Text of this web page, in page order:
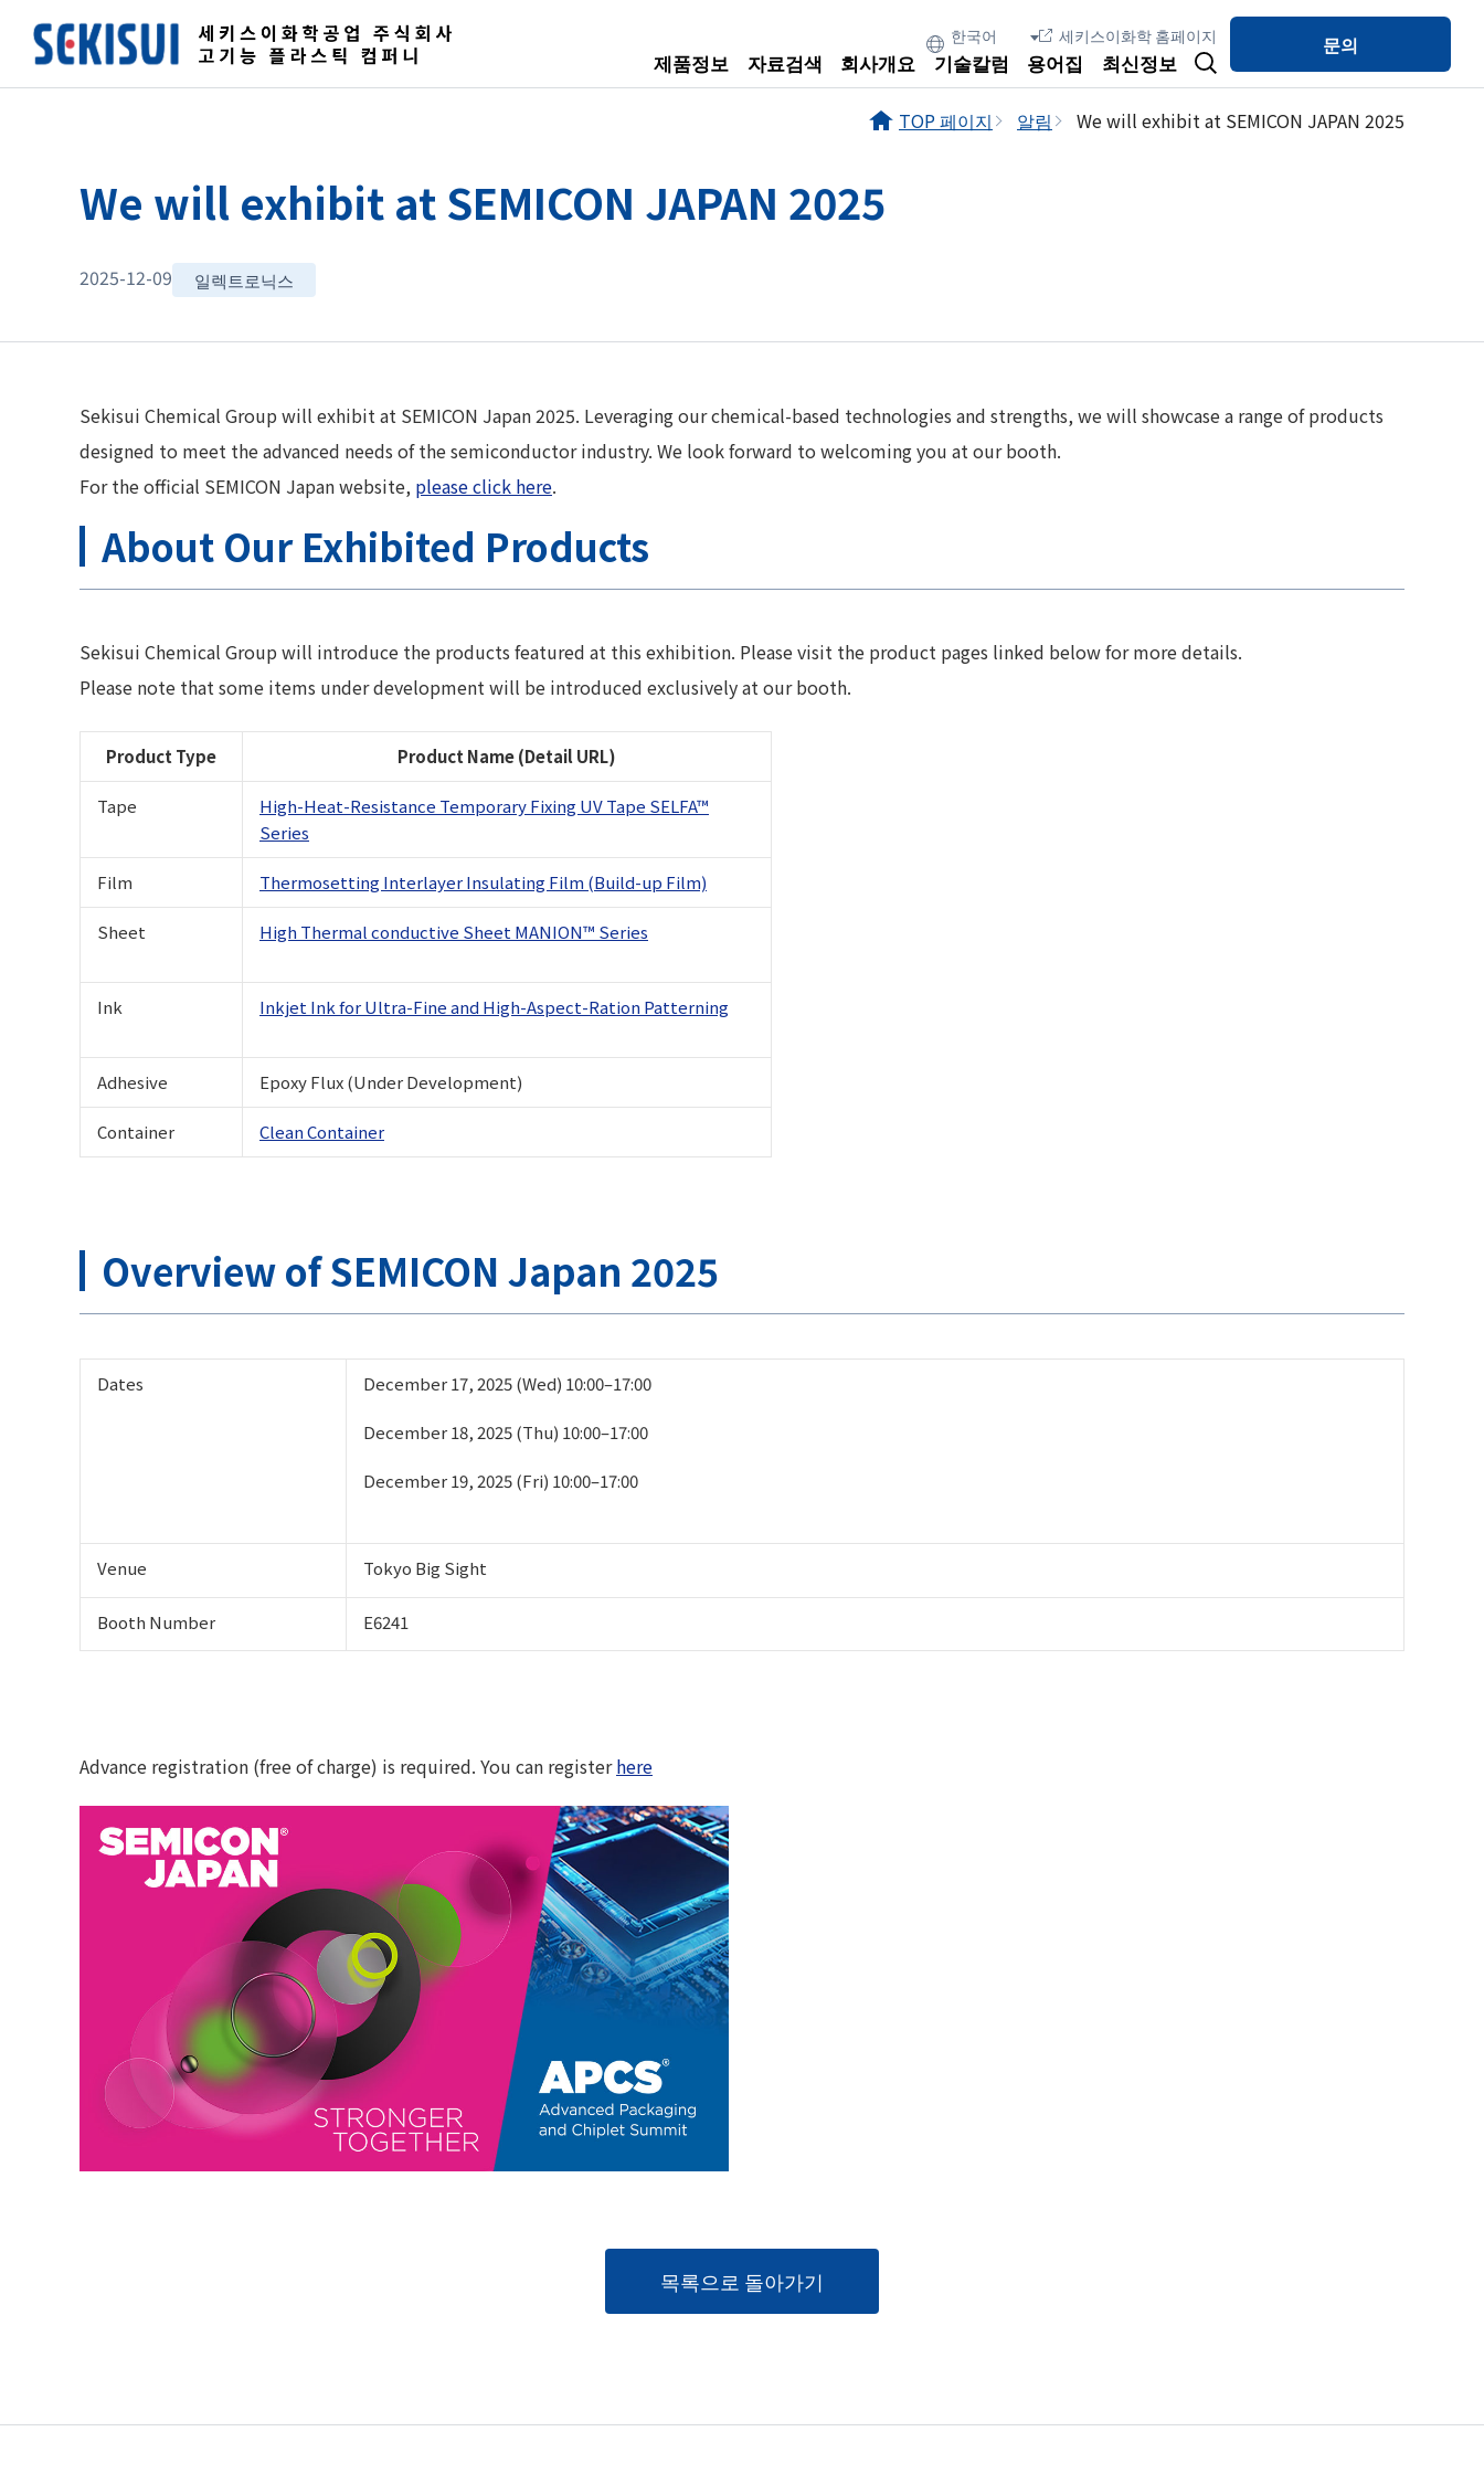
세키스이화학 홈페이지
제품정보 자료검색 회사개요 기술칼럼 용어집 최신정보
문의
TOP 페이지 알림 We will exhibit at SEMICON JAPAN 2025
We will exhibit at SEMICON JAPAN 2025
2025-12-09 일렉트로닉스
Sekisui Chemical Group will exhibit at SEMICON Japan 2025. Leveraging our chemical-based technologies and strengths, we will showcase a range of products
designed to meet the advanced needs of the semiconductor industry. We look forward to welcoming you at our booth.
For the official SEMICON Japan website, please click here.
About Our Exhibited Products
Sekisui Chemical Group will introduce the products featured at this exhibition. Please visit the product pages linked below for more details.
Please note that some items under development will be introduced exclusively at our booth.
Product Type Product Name (Detail URL)
Tape
High-Heat-Resistance Temporary Fixing UV Tape SELFA™
Series
Film Thermosetting Interlayer Insulating Film (Build-up Film)
Sheet High Thermal conductive Sheet MANION™ Series
Ink Inkjet Ink for Ultra-Fine and High-Aspect-Ration Patterning
Adhesive Epoxy Flux (Under Development)
Container Clean Container
Overview of SEMICON Japan 2025
Dates December 17, 2025 (Wed) 10:00–17:00
December 18, 2025 (Thu) 10:00–17:00
December 19, 2025 (Fri) 10:00–17:00
Venue Tokyo Big Sight
Booth Number E6241
Advance registration (free of charge) is required. You can registerhere
목록으로 돌아가기